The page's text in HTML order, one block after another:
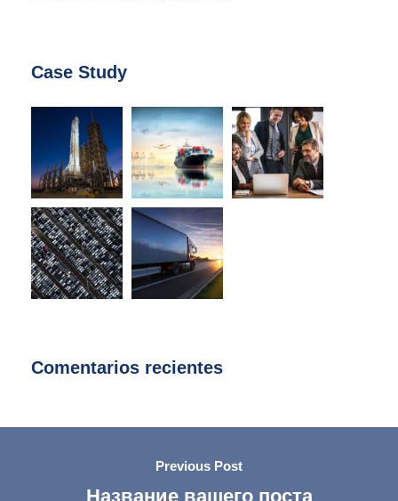
Case Study
Comentarios recientes
Previous Post
Название вашего поста